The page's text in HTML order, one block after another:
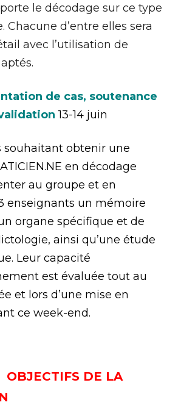
le décodage sur ce type
Chacune d’entre elles sera
avec l’utilisation de
de cas, soutenance
13-14 juin
souhaitant obtenir une
en décodage
au groupe et en
enseignants un mémoire
organe spécifique et de
ainsi qu’une étude
Leur capacité
est évaluée tout au
et lors d’une mise en
ce week-end.
OBJECTIFS DE LA